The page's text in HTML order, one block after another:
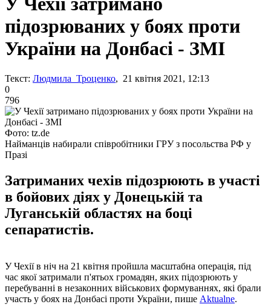
підозрюваних у боях проти
України на Донбасі - ЗМІ
Текст: Людмила Троценко, 21 квітня 2021, 12:13
0
796
Фото: tz.de
Найманців набирали співробітники ГРУ з посольства РФ у
Празі
Затриманих чехів підозрюють в участі
в бойових діях у Донецькій та
Луганській областях на боці
сепаратистів.
У Чехії в ніч на 21 квітня пройшла масштабна операція, під
час якої затримали п'ятьох громадян, яких підозрюють у
перебуванні в незаконних військових формуваннях, які брали
участь у боях на Донбасі проти України, пише Aktualne.